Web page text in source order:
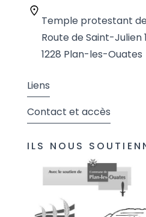
Temple protestant
Route de Saint-Julien
1228 Plan-les-Ouates
Liens
Contact et accès
ILS NOUS